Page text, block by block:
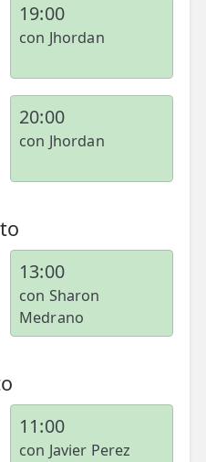
19:00
con Jhordan
20:00
con Jhordan
13:00
con Sharon
Medrano
11:00
con Javier Perez